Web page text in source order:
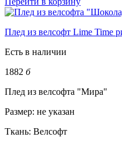
Плед из велсофт Lime Time
Есть в наличии
1882 б
Плед из велсофта "Мира"
Размер: не указан
Ткань: Велсофт